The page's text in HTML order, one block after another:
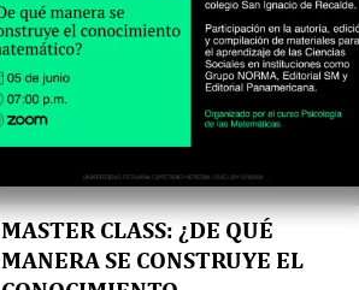
MASTER CLASS: ¿DE QUÉ
MANERA SE CONSTRUYE EL